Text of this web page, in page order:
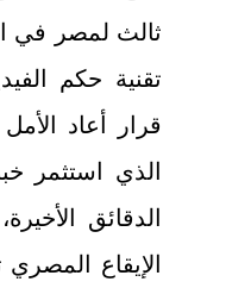
قرار أعاد
الذي استثمر
الدقائق
الإيقاع